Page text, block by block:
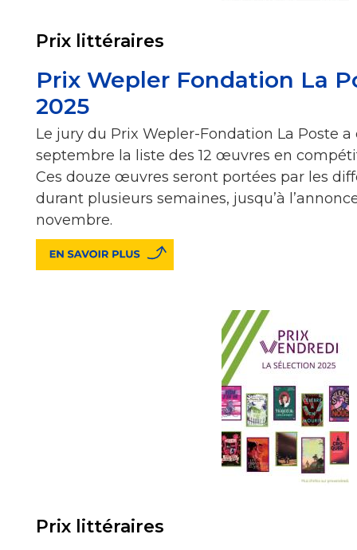
Prix littéraires
Prix Wepler Fondation La
2025
Le jury du Prix Wepler-Fondation La Poste
septembre la liste des 12 œuvres en
Ces douze œuvres seront portées par les
durant plusieurs semaines, jusqu’à
novembre.
Prix littéraires